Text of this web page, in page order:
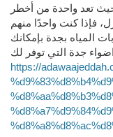
تعد واحدة من أخطر
فإذا كنت واحدًا منهم
بجدة بإمكانك
جدة التي توفر لك
https://